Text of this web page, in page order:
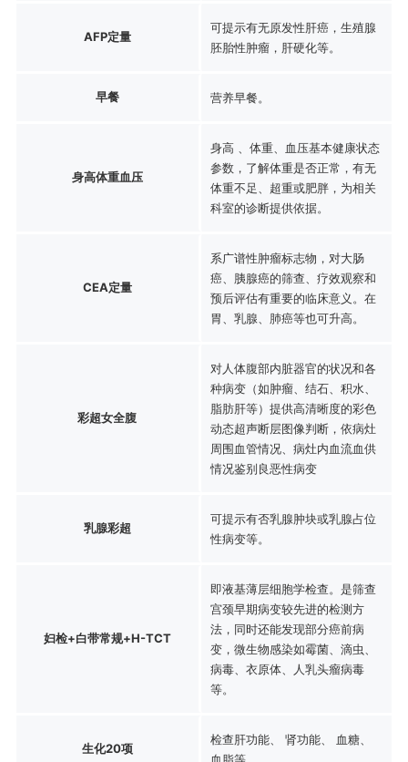
AFP定量
可提示有无原发性肝癌，生殖腺
胚胎性肿瘤，肝硬化等。
早餐 营养早餐。
身高体重血压
身高 、体重、血压基本健康状态
参数，了解体重是否正常，有无
体重不足、超重或肥胖，为相关
科室的诊断提供依据。
CEA定量
系广谱性肿瘤标志物，对大肠
癌、胰腺癌的筛查、疗效观察和
预后评估有重要的临床意义。在
胃、乳腺、肺癌等也可升高。
彩超女全腹
对人体腹部内脏器官的状况和各
种病变（如肿瘤、结石、积水、
脂肪肝等）提供高清晰度的彩色
动态超声断层图像判断，依病灶
周围血管情况、病灶内血流血供
情况鉴别良恶性病变
乳腺彩超
可提示有否乳腺肿块或乳腺占位
性病变等。
妇检+白带常规+H-TCT
即液基薄层细胞学检查。是筛查
宫颈早期病变较先进的检测方
法，同时还能发现部分癌前病
变，微生物感染如霉菌、滴虫、
病毒、衣原体、人乳头瘤病毒
等。
生化20项
检查肝功能、 肾功能、 血糖、
血脂等